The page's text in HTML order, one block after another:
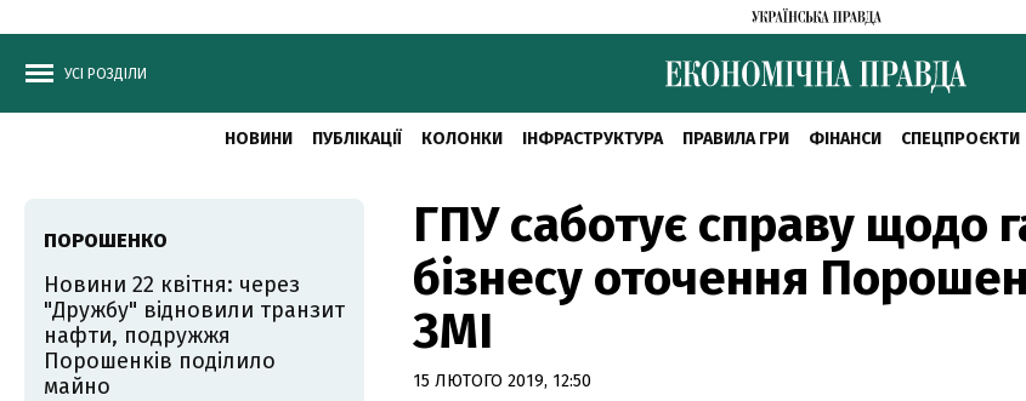
УСІ РОЗДІЛИ
НОВИНИ ПУБЛІКАЦІЇ КОЛОНКИ ІНФРАСТРУКТУРА ПРАВИЛА ГРИ ФІНАНСИ СПЕЦПРОЄКТИ
ГПУ саботує справу щодо
бізнесу оточення
ЗМІ
15 ЛЮТОГО 2019, 12:50
ПОРОШЕНКО
Новини 22 квітня: через
"Дружбу" відновили транзит
нафти, подружжя
Порошенків поділило
майно